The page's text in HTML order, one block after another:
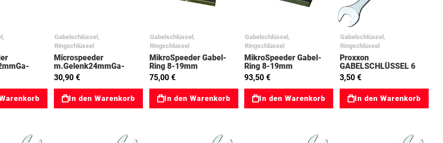
Gabelschlüssel,
Ringschlüssel
Microspeeder
m.Gelenk24mmGa-
Ringratsche
30,90 €
In den Warenkorb
Gabelschlüssel,
Ringschlüssel
MikroSpeeder Gabel-
Ring 8-19mm
03023275
75,00 €
In den Warenkorb
Gabelschlüssel,
Ringschlüssel
MikroSpeeder Gabel-
Ring 8-19mm
Umschalt 03023124
93,50 €
In den Warenkorb
Gabelschlüssel,
Ringschlüssel
Proxxon
GABELSCHLÜSSEL 6
x 7 mm 77201002
3,50 €
In den Warenkorb